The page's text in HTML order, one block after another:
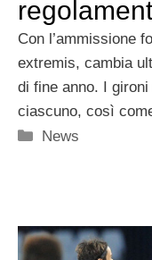
Con l’ammissione
extremis, cambia
di fine anno. I
ciascuno, così
Categorie
News